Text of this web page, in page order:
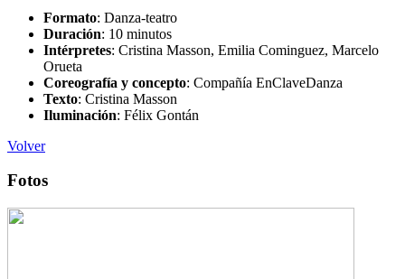
Formato: Danza-teatro
Duración: 10 minutos
Intérpretes: Cristina Masson, Emilia Cominguez, Marcelo
Orueta
Coreografía y concepto: Compañía EnClaveDanza
Texto: Cristina Masson
Iluminación: Félix Gontán
Volver
Fotos